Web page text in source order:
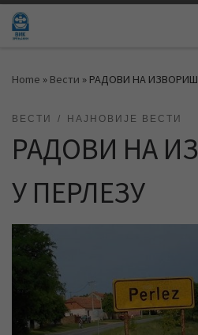
Skip to content
Home » Вести » РАДОВИ НА
ВЕСТИ НАЈНОВИЈЕ ВЕСТИ
РАДОВИ НА
У ПЕРЛЕЗУ